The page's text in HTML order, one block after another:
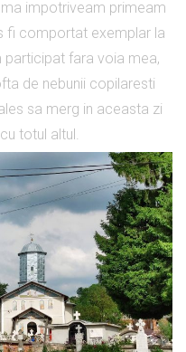
impotriveam primeam
fi comportat exemplar la
participat fara voia mea,
de nebunii copilaresti
sa merg in aceasta zi
totul altul.